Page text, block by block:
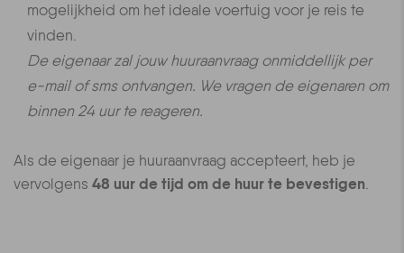
mogelijkheid om het ideale voertuig voor je reis te
vinden.
De eigenaar zal jouw huuraanvraag onmiddellijk per
e-mail of sms ontvangen. We vragen de eigenaren om
binnen 24 uur te reageren.
Als de eigenaar je huuraanvraag accepteert, heb je
vervolgens 48 uur de tijd om de huur te bevestigen.